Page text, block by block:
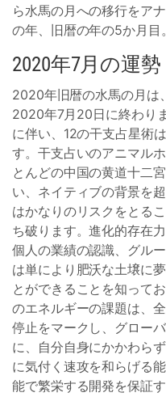
ら水馬の月への移行をア
の年、旧暦の年の5か月目。
2020年7月の運
2020年旧暦の水馬の月は
2020年7月20日に終わり
に伴い、12の干支占星術
す。干支占いのアニマル
とんどの中国の黄道十二
い、ネイティブの背景を
はかなりのリスクをとる
ち破ります。進化的存在
個人の業績の認識、グル
は単により肥沃な土壌に
とができることを知って
のエネルギーの課題は、
停止をマークし、グロー
に、自分自身にかかわら
に気付く速攻を和らげる
能で繁栄する開発を保証